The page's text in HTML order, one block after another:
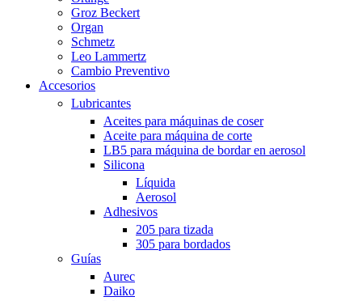
Groz Beckert
Organ
Schmetz
Leo Lammertz
Cambio Preventivo
Accesorios
Lubricantes
Aceites para máquinas de coser
Aceite para máquina de corte
LB5 para máquina de bordar en aerosol
Silicona
Líquida
Aerosol
Adhesivos
205 para tizada
305 para bordados
Guías
Aurec
Daiko